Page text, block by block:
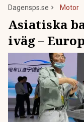
Dagensps.se Motor
Asiatiska
iväg –